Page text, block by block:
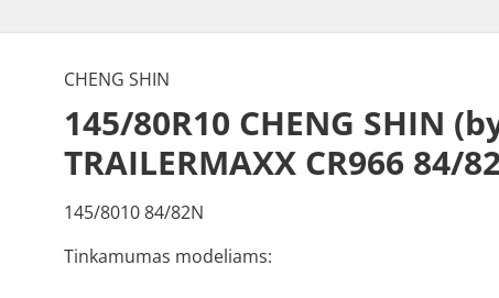
CHENG SHIN
145/80R10 CHENG SHIN
TRAILERMAXX CR966 84/
145/8010 84/82N
Tinkamumas modeliams: